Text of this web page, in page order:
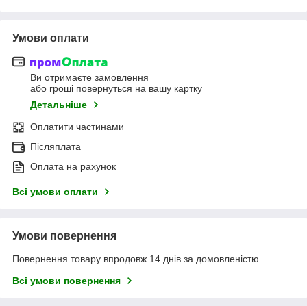
Умови оплати
Ви отримаєте замовлення
або гроші повернуться на вашу картку
Детальніше
Оплатити частинами
Післяплата
Оплата на рахунок
Всі умови оплати
Умови повернення
Повернення товару впродовж 14 днів за домовленістю
Всі умови повернення